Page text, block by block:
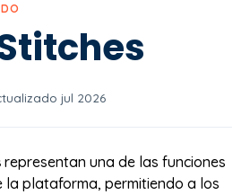
jul 2026
representan una de las funciones
la plataforma, permitiendo a los